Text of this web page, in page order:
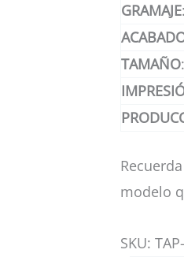
GRAMAJE:
TAMAÑO:
modelo
SKU: